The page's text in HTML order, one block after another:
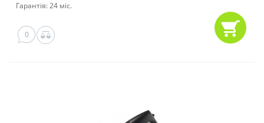
Гарантія: 24 міс.
0